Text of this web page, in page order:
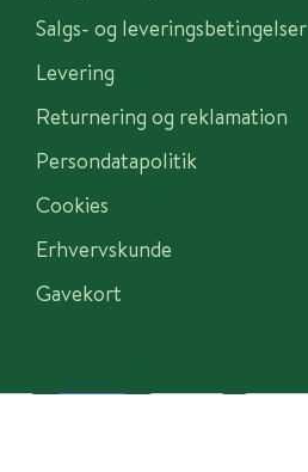
Salgs- og leveringsbetingelser
Levering
Returnering og reklamation
Persondatapolitik
Cookies
Erhvervskunde
Gavekort